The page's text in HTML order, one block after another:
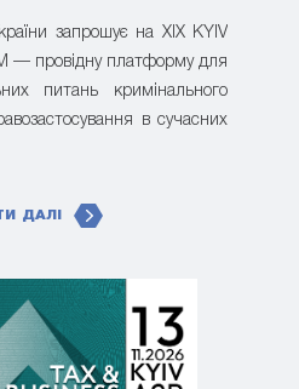
запрошує на XIX KYIV
— провідну платформу для
питань кримінального
в сучасних
ДАЛІ